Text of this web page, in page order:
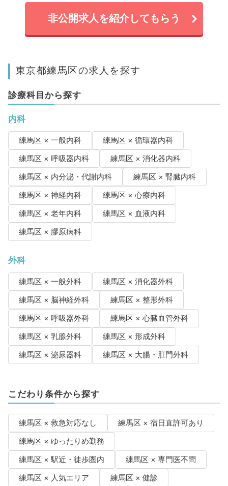
非公開求人を紹介してもらう
東京都練馬区の求人を探す
診療科目から探す
内科
練馬区 × 一般内科
練馬区 × 循環器内科
練馬区 × 呼吸器内科
練馬区 × 消化器内科
練馬区 × 内分泌・代謝内科
練馬区 × 腎臓内科
練馬区 × 神経内科
練馬区 × 心療内科
練馬区 × 老年内科
練馬区 × 血液内科
練馬区 × 膠原病科
外科
練馬区 × 一般外科
練馬区 × 消化器外科
練馬区 × 脳神経外科
練馬区 × 整形外科
練馬区 × 呼吸器外科
練馬区 × 心臓血管外科
練馬区 × 乳腺外科
練馬区 × 形成外科
練馬区 × 泌尿器科
練馬区 × 大腸・肛門外科
こだわり条件から探す
練馬区 × 救急対応なし
練馬区 × 宿日直許可あり
練馬区 × ゆったりめ勤務
練馬区 × 駅近・徒歩圏内
練馬区 × 専門医不問
練馬区 × 人気エリア
練馬区 × 健診